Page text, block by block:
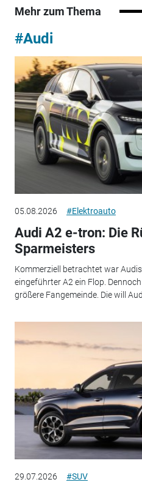
Mehr zum Thema
#Audi
05.08.2026 #Elektroauto
Audi A2 e-tron: Die
Sparmeisters
Kommerziell betrachtet war
eingeführter A2 ein Flop.
größere Fangemeinde. Die will
29.07.2026 #SUV